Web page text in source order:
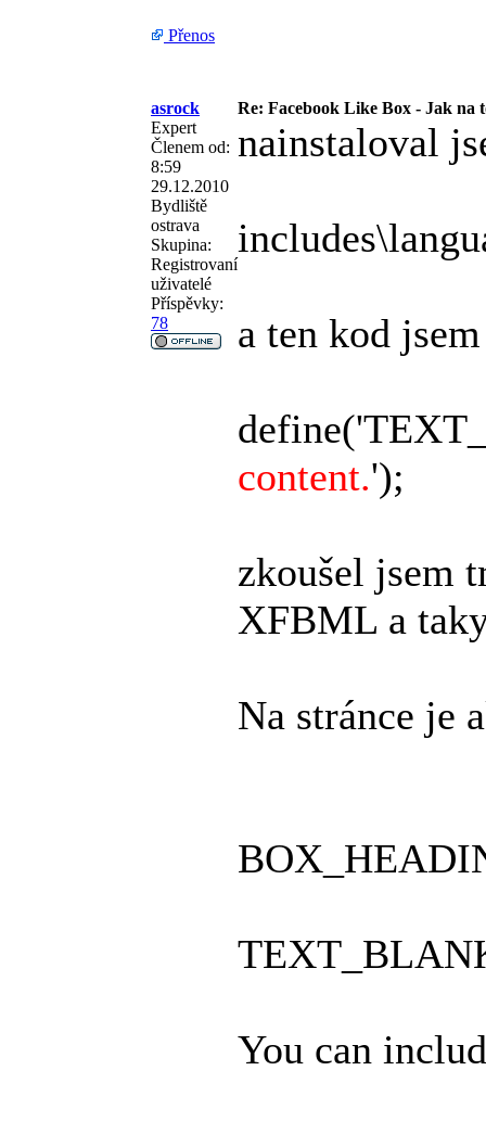
Přenos
asrock
Re: Facebook Like Box - Jak na
Expert
Členem od:
8:59
29.12.2010
Bydliště
ostrava
Skupina:
Registrovaní
uživatelé
Příspěvky:
78
nainstaloval
a ten kod
content.');
zkoušel jsem
XFBML a
Na stránce je
You can